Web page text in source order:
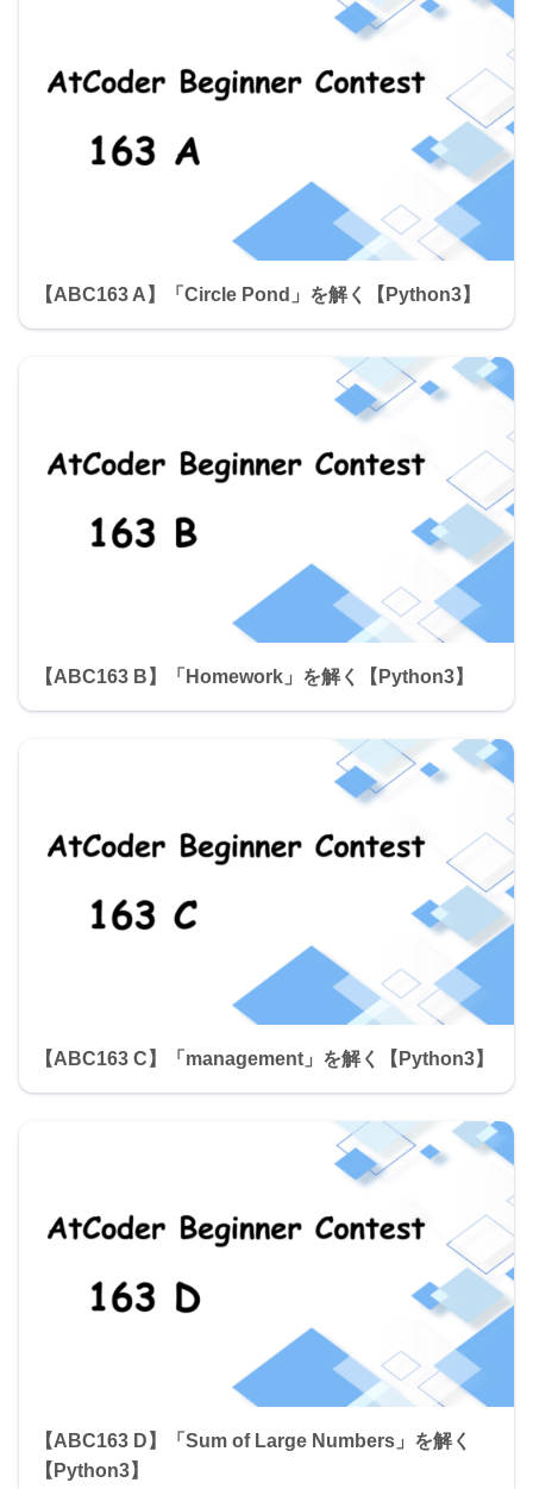
【ABC163 A】「Circle Pond」を解く【Python3】
【ABC163 B】「Homework」を解く【Python3】
【ABC163 C】「management」を解く【Python3】
【ABC163 D】「Sum of Large Numbers」を解く
【Python3】